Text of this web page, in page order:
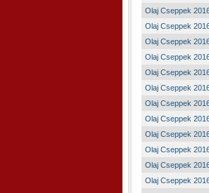
Olaj Cseppek
Olaj Cseppek
Olaj Cseppek
Olaj Cseppek
Olaj Cseppek
Olaj Cseppek
Olaj Cseppek
Olaj Cseppek
Olaj Cseppek
Olaj Cseppek
Olaj Cseppek
Olaj Cseppek